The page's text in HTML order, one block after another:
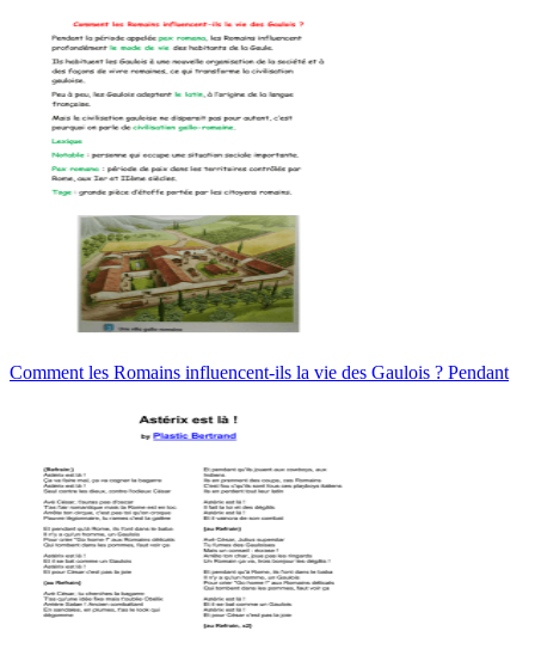
Comment les Romains influencent-ils la vie des Gaulois ? Pendant